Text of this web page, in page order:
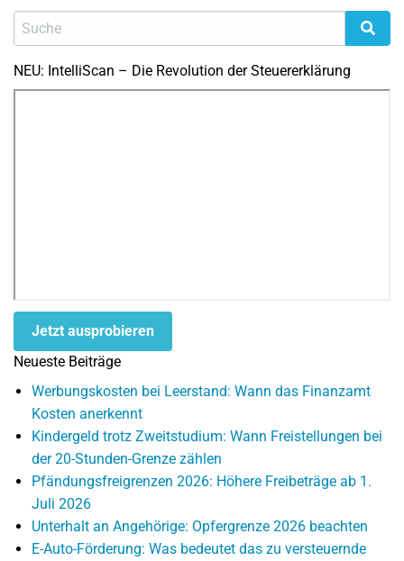
NEU: IntelliScan – Die Revolution der Steuererklärung
Jetzt ausprobieren
Neueste Beiträge
Werbungskosten bei Leerstand: Wann das Finanzamt
Kosten anerkennt
Kindergeld trotz Zweitstudium: Wann Freistellungen bei
der 20-Stunden-Grenze zählen
Pfändungsfreigrenzen 2026: Höhere Freibeträge ab 1.
Juli 2026
Unterhalt an Angehörige: Opfergrenze 2026 beachten
E-Auto-Förderung: Was bedeutet das zu versteuernde